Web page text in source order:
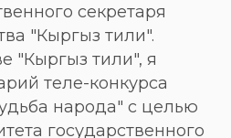
секретаря
"Кыргыз тили".
"Кыргыз тили", я
теле-конкурса
народа" с целью
государственного